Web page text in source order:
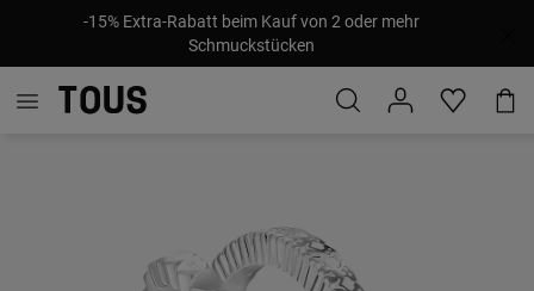
-15% Extra-Rabatt beim Kauf von 2 oder mehr
Schmuckstücken